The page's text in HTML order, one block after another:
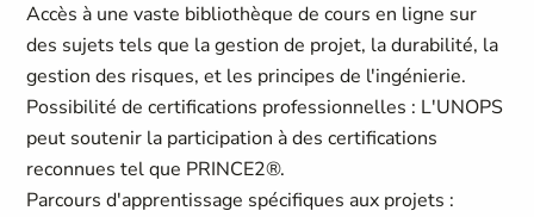
Accès à une vaste bibliothèque de cours en ligne sur
des sujets tels que la gestion de projet, la durabilité, la
gestion des risques, et les principes de l'ingénierie.
Possibilité de certifications professionnelles : L'UNOPS
peut soutenir la participation à des certifications
reconnues tel que PRINCE2®.
Parcours d'apprentissage spécifiques aux projets :